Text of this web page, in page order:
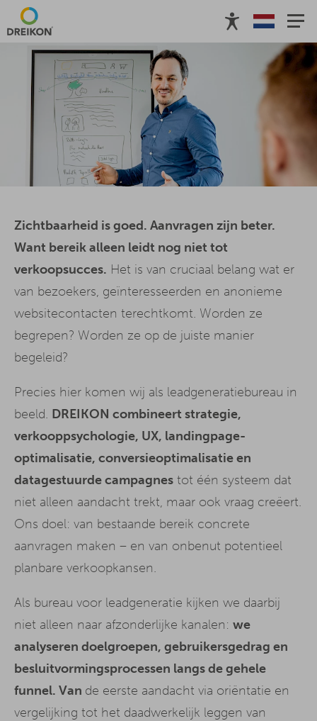
Zichtbaarheid is goed. Aanvragen zijn beter.
Want bereik alleen leidt nog niet tot
verkoopsucces. Het is van cruciaal belang wat er
van bezoekers, geïnteresseerden en anonieme
websitecontacten terechtkomt. Worden ze
begrepen? Worden ze op de juiste manier
begeleid?
Precies hier komen wij als leadgeneratiebureau in
beeld. DREIKON combineert strategie,
verkooppsychologie, UX, landingpage-
optimalisatie, conversieoptimalisatie en
datagestuurde campagnes tot één systeem dat
niet alleen aandacht trekt, maar ook vraag creëert.
Ons doel: van bestaande bereik concrete
aanvragen maken – en van onbenut potentieel
planbare verkoopkansen.
Als bureau voor leadgeneratie kijken we daarbij
niet alleen naar afzonderlijke kanalen: we
analyseren doelgroepen, gebruikersgedrag en
besluitvormingsprocessen langs de gehele
funnel. Van de eerste aandacht via oriëntatie en
vergelijking tot het daadwerkelijk leggen van
Voor wie?MonitoringDienstenVerkooppsychologie